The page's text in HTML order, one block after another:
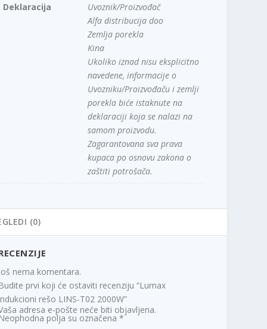
Deklaracija
Uvoznik/Proizvođač
Alfa distribucija doo
Zemlja porekla
Kina
Ukoliko iznad nisu eksplicitno
navedene, informacije o
Uvozniku/Proizvođaču i zemlji
porekla biće istaknute na
deklaraciji koja se nalazi na
samom proizvodu.
Zagarantovana sva prava
kupaca po osnovu zakona o
zaštiti potrošača.
(0)
nema komentara.
prvi koji će ostaviti recenziju “Lumax
rešo LINS-T02 2000W”
adresa e-pošte neće biti objavljena.
polja su označena*